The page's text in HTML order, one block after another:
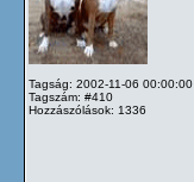
Tagság: 2002-11-06 00:00:00
Tagszám: #410
Hozzászólások: 1336